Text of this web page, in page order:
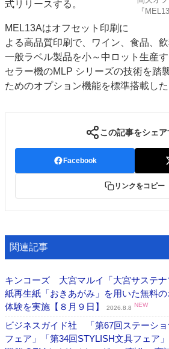
特集・デジタル印刷 アイデアで勝負！ ～多様な
特集・デジタル印刷 ～ 新成長軌道を描く
案内
発刊案内
JFPI印刷用語集 印刷機
購読・購入申し込み
『
式リリースする。
MEL13Aはオフセット印刷に
よる高品質印刷で、ワイン、食品、
一般ラベル製品を小～中ロット生産
セラー機のMLP シリーズの技術を踏
ためのオプション機能を標準搭載した
この記事をシェア
Facebook
リンクをコピー
関連記事
キンコーズ 大宮マルイ「大宮サステ
紙再生紙「おきあがみ」を用いた無料
体験を実施【８月９日】
2026.8.8 NEW
ビジネスガイド社 「第67回ステーシ
フェア」「第34回STYLISH文具フェア